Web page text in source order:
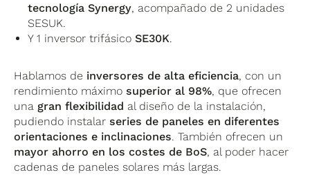
tecnología Synergy, acompañado de 2 unidades
SESUK.
Y 1 inversor trifásico SE30K.
Hablamos de inversores de alta eficiencia, con un
rendimiento máximosuperior al 98%, que ofrecen
una gran flexibilidad al diseño de la instalación,
pudiendo instalarseries de paneles en diferentes
orientaciones e inclinaciones. También ofrecen un
mayor ahorro en los costes de BoS, al poder hacer
cadenas de paneles solares más largas.